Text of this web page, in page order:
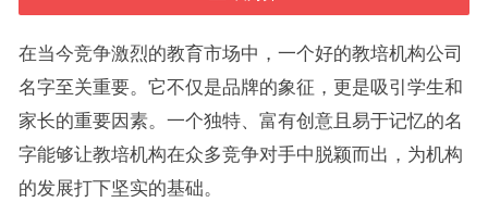
在当今竞争激烈的教育市场中，一个好的教培机构公司
名字至关重要。它不仅是品牌的象征，更是吸引学生和
家长的重要因素。一个独特、富有创意且易于记忆的名
字能够让教培机构在众多竞争对手中脱颖而出，为机构
的发展打下坚实的基础。